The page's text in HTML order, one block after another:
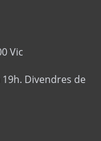
Vic
Divendres de